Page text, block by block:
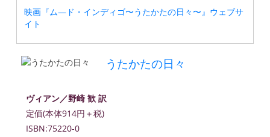
映画『ム―ド・インディゴ〜うたかたの日々〜』ウェブサ
イト
うたかたの日々
ヴィアン／野崎 歓 訳
定価(本体914円＋税)
ISBN:75220-0